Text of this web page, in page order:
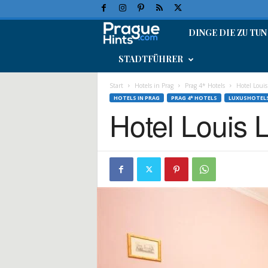
r
a
r
DINGE DIE ZU
STADTFÜHRER
Start Hotels in Prag Prag 4* Hotels Hotel Louis
HOTELS IN PRAG PRAG 4* HOTELS
Hotel Louis